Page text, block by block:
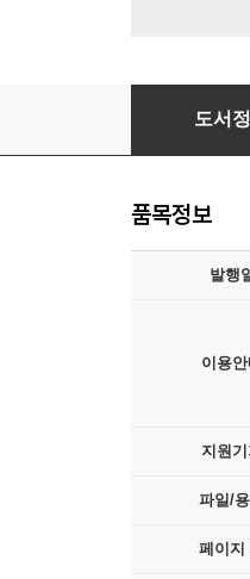
닥터 노마드
도서
품목정보
발행
이용안
지원기
파일/
페이지